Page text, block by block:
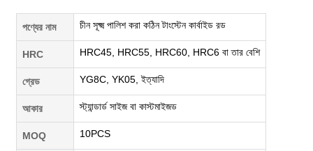
পণ্যের নাম চীন সূক্ষ্ম পালিশ করা কঠিন টাংস্টেন কার্বাইড রড
HRC HRC45, HRC55, HRC60, HRC6 বা তার বেশি
গ্রেড YG8C, YK05, ইত্যাদি
আকার স্ট্যান্ডার্ড সাইজ বা কাস্টমাইজড
MOQ 10PCS